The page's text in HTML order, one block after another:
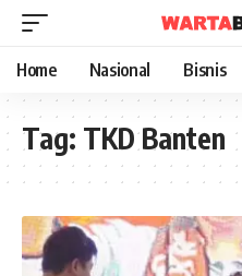
Home Nasional Bisnis
Tag: TKD Banten